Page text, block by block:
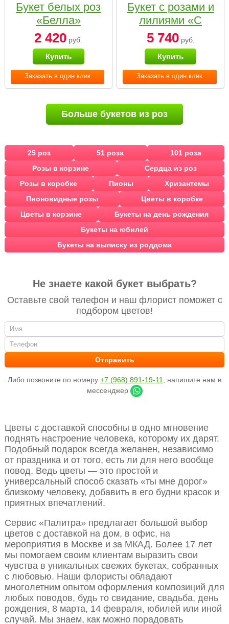
Заказать в один клик
Букет белых роз
«Белла»
2 420 руб.
Купить
Заказать в один клик
Букет с розами и
лилиями «С
наилучшими
пожеланиями»
5 740руб.
Купить
Больше букетов из роз
25 роз 51 роза
101 роза
Розы в корзине
Сердца из роз
Розы в коробке
Пионы
Хризантемы
Пионовидные розы
Цветы в коробке
Цветы в корзине
Букеты на день рождения
Букеты на юбилей
Букеты на выписку из роддома
Не знаете какой букет выбрать?
Оставьте свой телефон и наш флорист поможет с
подбором цветов!
Либо позвоните по номеру +7 (968) 891-19-11
, напишите нам в
мессенджер
Цветы с доставкой способны в одно мгновение
поднять настроение человека, которому их дарят.
Подобный подарок всегда желанен, независимо
от праздника и от того, есть ли для него вообще
повод. Ведь цветы — это простой и
универсальный способ сказать «ты мне дорог»
близкому человеку, добавить в его будни красок и
приятных впечатлений.
Сервис «Палитра» предлагает большой выбор
цветов с доставкой на дом, в офис, на
мероприятия в Москве и за МКАД. Более 17 лет
мы помогаем своим клиентам выразить свои
чувства в уникальных свежих букетах, собранных
с любовью. Наши флористы обладают
многолетним опытом оформления композиций для
любых поводов, будь то свидание, свадьба, день
рождения, 8 марта, 14 февраля, юбилей или иной
случай. Мы знаем, как можно порадовать